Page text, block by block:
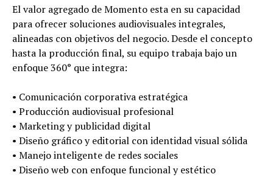
El valor agregado de Momento esta en su capacidad
para ofrecer soluciones audiovisuales integrales,
alineadas con objetivos del negocio. Desde el concepto
hasta la producción final, su equipo trabaja bajo un
enfoque 360° que integra:
•⁠ ⁠Comunicación corporativa estratégica
•⁠ ⁠Producción audiovisual profesional
•⁠ ⁠Marketing y publicidad digital
•⁠ ⁠Diseño gráfico y editorial con identidad visual sólida
•⁠ ⁠Manejo inteligente de redes sociales
•⁠ ⁠Diseño web con enfoque funcional y estético